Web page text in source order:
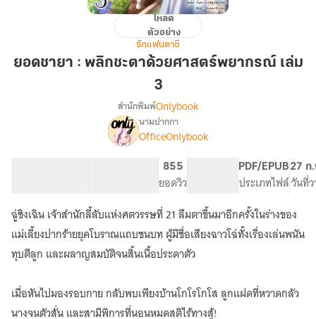
:
ศาสตร์
พยากรณ์
เล่ม
โหลด
ตัวอย่าง
รักแฟนตาซี
ยอดชายา : พลิกชะตาด้วยศาสตร์พยากรณ์ เล่ม
3
เรื่อง[จบ]
ยอด
ชายา
พลิก
ชะตา
ด้วย
ศาสตร์
พยากรณ์
สำนักพิมพ์Onlybook
นามปากกา
OfficeOnlybook
855
ยอดวิว
PDF/EPUB
ประเภทไฟล์
27 ก
วันที่
ฉู่ชิงเฉิน เจ้าสำนักลี้ลับแห่งศตวรรษที่ 21 ลืมตาขึ้นมาอีกครั้งในร่างของ
แม่เลี้ยงปากร้ายยุคโบราณแถบชนบท ผู้มีชื่อเสียงฉาวโฉ่ทั้งเรื่องเล่นพนัน
ทุบตีลูก และผลาญสมบัติจนสิ้นเนื้อประดาตัว
เมื่อหันไปมองรอบกาย กลับพบเพียงบ้านโกโรโกโส ลูกแฝดที่หวาดกลัว
นางจนตัวสั่น และสามีพิการที่นอนหมดสติไร้ทางสู้!